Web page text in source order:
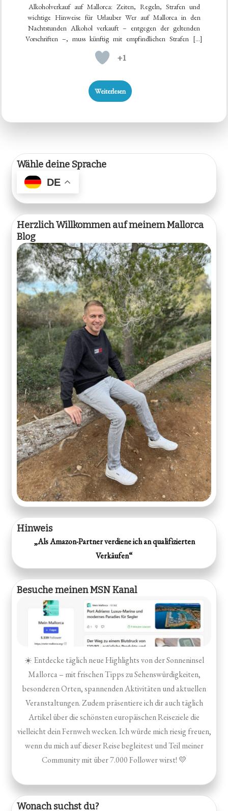
Alkoholverkauf auf Mallorca: Zeiten, Regeln, Strafen und
wichtige Hinweise für Urlauber Wer auf Mallorca in den
Nachtstunden Alkohol verkauft – entgegen der geltenden
Vorschriften –, muss künftig mit empfindlichen Strafen […]
+1
Weiterlesen
Wähle deine Sprache
DE
Herzlich Willkommen auf meinem Mallorca
Blog
Hinweis
„Als Amazon-Partner verdiene ich an qualifizierten
Verkäufen“
Besuche meinen MSN Kanal
☀️ Entdecke täglich neue Highlights von der Sonneninsel
Mallorca – mit frischen Tipps zu Sehenswürdigkeiten,
besonderen Orten, spannenden Aktivitäten und aktuellen
Veranstaltungen. Zudem präsentiere ich dir auch täglich
Artikel über die schönsten europäischen Reiseziele die
vielleicht dein Fernweh wecken. Ich würde mich riesig freuen,
wenn du mich auf dieser Reise begleitest und Teil meiner
Community mit über 7.000 Follower wirst! 💛
Wonach suchst du?